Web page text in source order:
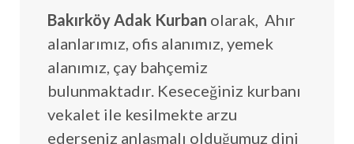
Bakırköy Adak Kurban olarak, Ahır
alanlarımız, ofis alanımız, yemek
alanımız, çay bahçemiz
bulunmaktadır. Keseceğiniz kurbanı
vekalet ile kesilmekte arzu
ederseniz anlaşmalı olduğumuz dini